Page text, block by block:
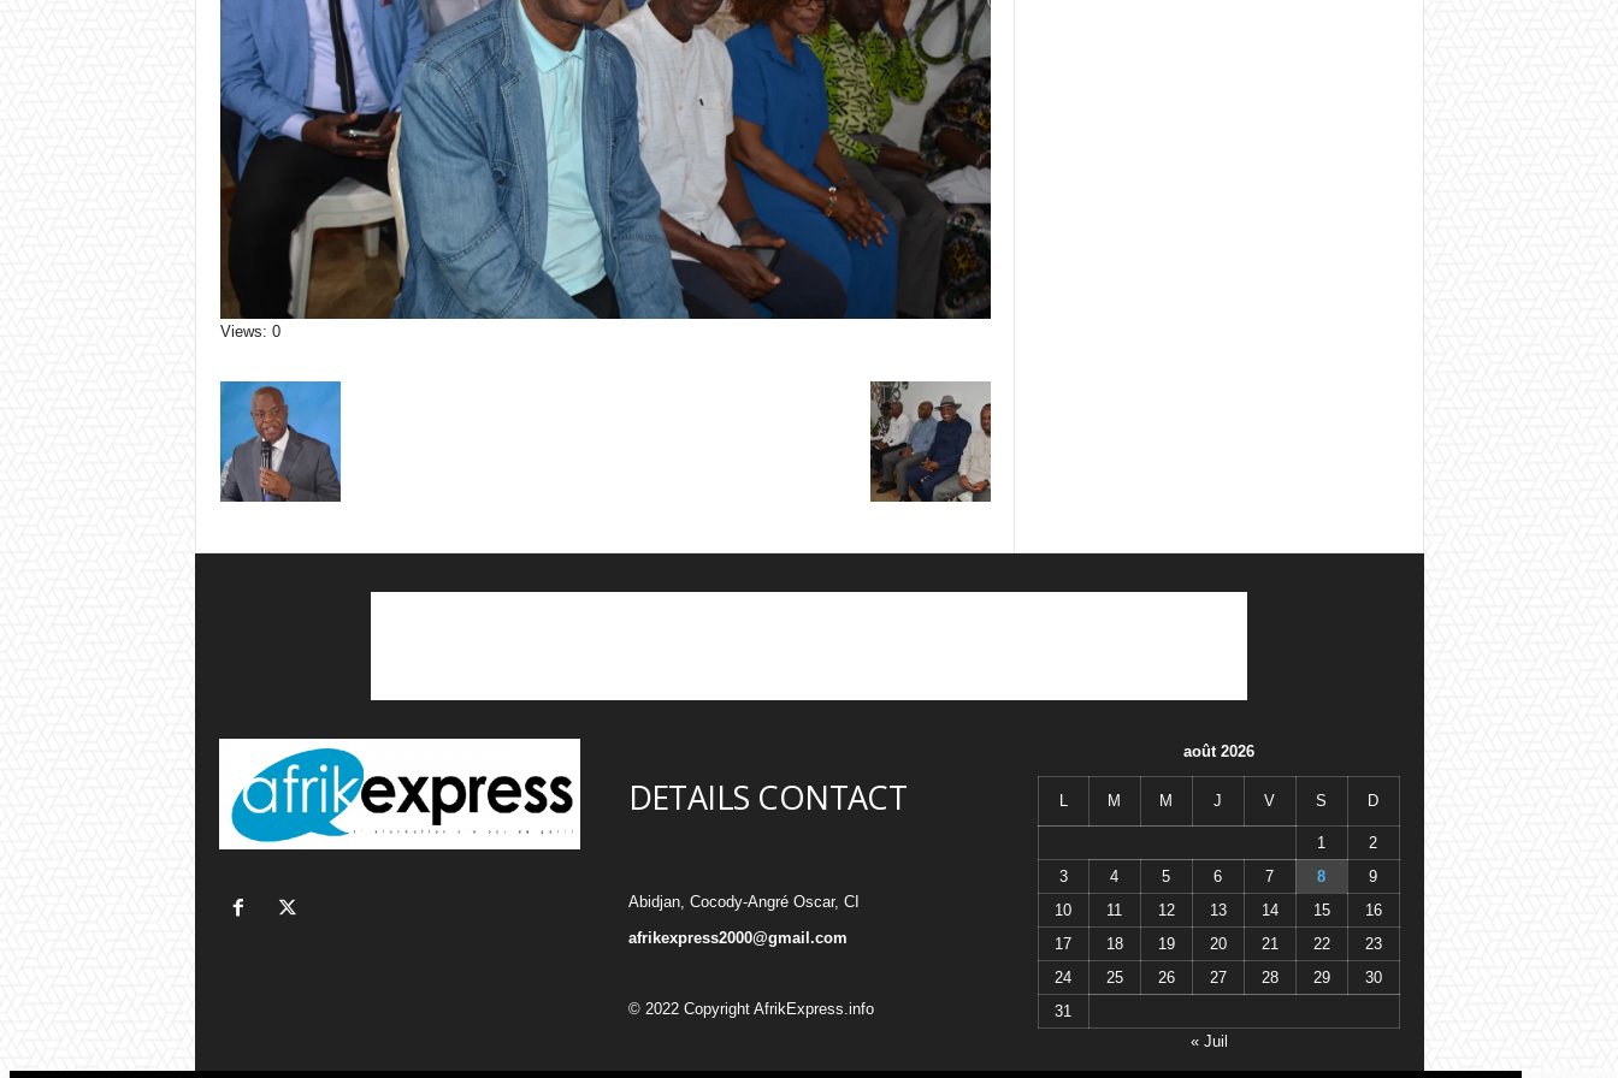
Views: 0
DETAILS CONTACT
Abidjan, Cocody-Angré Oscar, CI
afrikexpress2000@gmail.com
© 2022 Copyright AfrikExpress.info
août 2026
L M M J V S D
1
2
3
4 5 6 7 8
9
10
11 12 13 14 15
16
17
18 19 20 21 22
23
24
25 26 27 28 29
30
31
« Juil